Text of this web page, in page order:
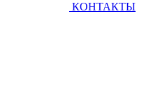
КОНТАКТЫ